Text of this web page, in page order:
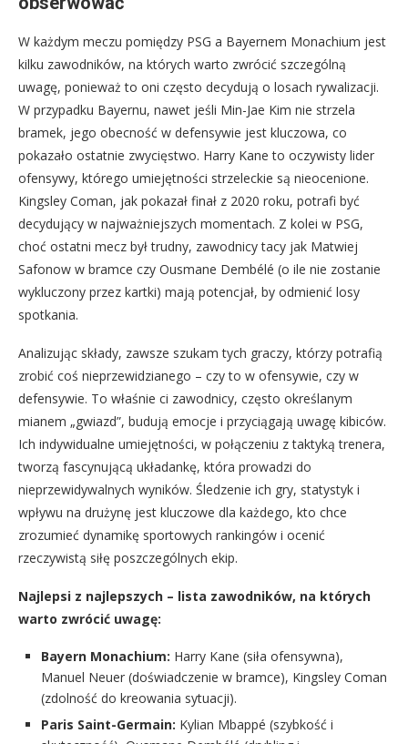
W każdym meczu pomiędzy PSG a Bayernem Monachium jest
kilku zawodników, na których warto zwrócić szczególną
uwagę, ponieważ to oni często decydują o losach rywalizacji.
W przypadku Bayernu, nawet jeśli Min-Jae Kim nie strzela
bramek, jego obecność w defensywie jest kluczowa, co
pokazało ostatnie zwycięstwo. Harry Kane to oczywisty lider
ofensywy, którego umiejętności strzeleckie są nieocenione.
Kingsley Coman, jak pokazał finał z 2020 roku, potrafi być
decydujący w najważniejszych momentach. Z kolei w PSG,
choć ostatni mecz był trudny, zawodnicy tacy jak Matwiej
Safonow w bramce czy Ousmane Dembélé (o ile nie zostanie
wykluczony przez kartki) mają potencjał, by odmienić losy
spotkania.
Analizując składy, zawsze szukam tych graczy, którzy potrafią
zrobić coś nieprzewidzianego – czy to w ofensywie, czy w
defensywie. To właśnie ci zawodnicy, często określanym
mianem „gwiazd”, budują emocje i przyciągają uwagę kibiców.
Ich indywidualne umiejętności, w połączeniu z taktyką trenera,
tworzą fascynującą układankę, która prowadzi do
nieprzewidywalnych wyników. Śledzenie ich gry, statystyk i
wpływu na drużynę jest kluczowe dla każdego, kto chce
zrozumieć dynamikę sportowych rankingów i ocenić
rzeczywistą siłę poszczególnych ekip.
Najlepsi z najlepszych – lista zawodników, na których
warto zwrócić uwagę:
Bayern Monachium: Harry Kane (siła ofensywna),
Manuel Neuer (doświadczenie w bramce), Kingsley Coman
(zdolność do kreowania sytuacji).
Paris Saint-Germain: Kylian Mbappé (szybkość i